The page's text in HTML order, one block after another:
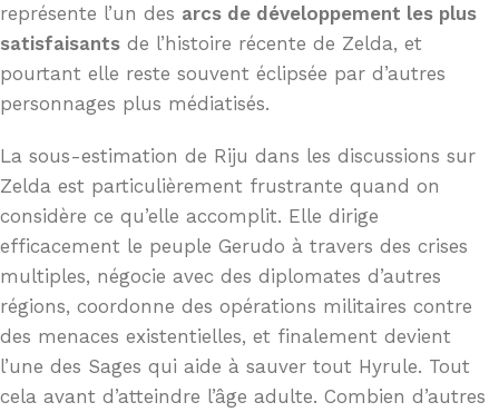
représente l’un des arcs de développement les plus
satisfaisants de l’histoire récente de Zelda, et
pourtant elle reste souvent éclipsée par d’autres
personnages plus médiatisés.
La sous-estimation de Riju dans les discussions sur
Zelda est particulièrement frustrante quand on
considère ce qu’elle accomplit. Elle dirige
efficacement le peuple Gerudo à travers des crises
multiples, négocie avec des diplomates d’autres
régions, coordonne des opérations militaires contre
des menaces existentielles, et finalement devient
l’une des Sages qui aide à sauver tout Hyrule. Tout
cela avant d’atteindre l’âge adulte. Combien d’autres